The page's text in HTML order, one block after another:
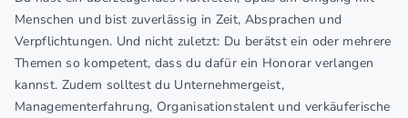
Menschen und bist zuverlässig in Zeit, Absprachen und
Verpflichtungen. Und nicht zuletzt: Du berätst ein oder mehrere
Themen so kompetent, dass du dafür ein Honorar verlangen
kannst. Zudem solltest du Unternehmergeist,
Managementerfahrung, Organisationstalent und verkäuferische